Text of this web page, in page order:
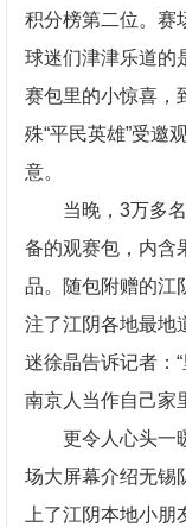
积分榜第二位。赛
球迷们津津乐道的
赛包里的小惊喜，
殊“平民英雄”受邀
意。
当晚，3万多
备的观赛包，内含
品。随包附赠的
注了江阴各地最地
迷徐晶告诉记者：
南京人当作自己家
更令人心头一
场大屏幕介绍无锡
上了江阴本地小